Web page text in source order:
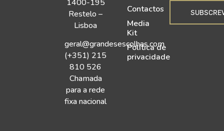
1400-195
Restelo –
Lisboa
geral@grandesescolhas.com
(+351) 215
810 526
Chamada
para a rede
fixa nacional
Contactos
Media
Kit
Política de
privacidade